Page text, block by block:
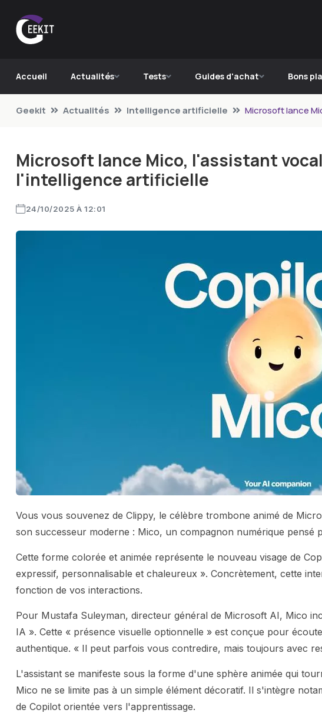
Accueil Actualités Tests Guides d'achat Bons
Geekit Actualités Intelligence artificielle Microsoft lance
Microsoft lance Mico, l'assistant
l'intelligence artificielle
24/10/2025 À 12:01
Vous vous souvenez de Clippy, le célèbre trombone animé de
son successeur moderne : Mico, un compagnon numérique pensé
Cette forme colorée et animée représente le nouveau visage de
expressif, personnalisable et chaleureux ». Concrètement, cette
fonction de vos interactions.
Pour Mustafa Suleyman, directeur général de Microsoft AI, Mico
IA ». Cette « présence visuelle optionnelle » est conçue pour
authentique. « Il peut parfois vous contredire, mais toujours avec
L'assistant se manifeste sous la forme d'une sphère animée qui
Mico ne se limite pas à un simple élément décoratif. Il s'intègre
de Copilot orientée vers l'apprentissage.